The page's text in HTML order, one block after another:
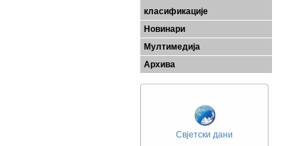
класификације
Новинари
Мултимедија
Архива
Свјетски дани